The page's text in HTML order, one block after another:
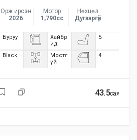
Орж ирсэн
2026
Мотор
1,790сс
Нөхцөл
Дугааргүй
Буруу
Хайбр
ид
5
Black
Мостг
үй
4
43.5сая